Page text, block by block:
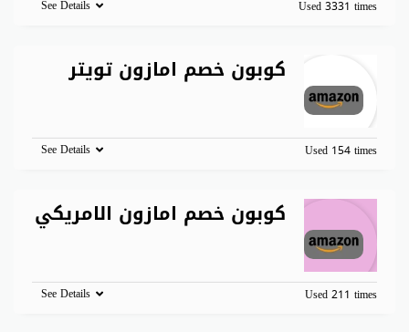
Used 3331 times
See Details
كوبون خصم امازون تويتر
Used 154 times
See Details
كوبون خصم امازون الامريكي
Used 211 times
See Details